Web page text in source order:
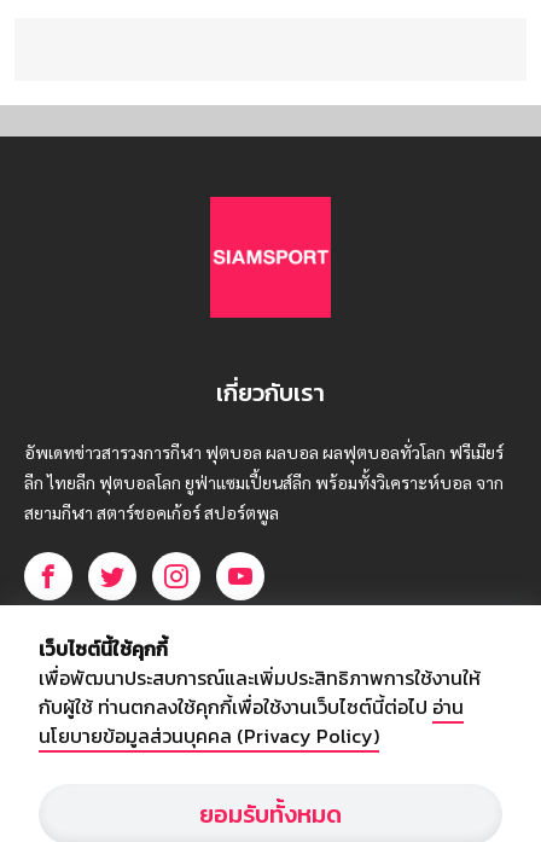
เกี่ยวกับเรา
อัพเดทข่าวสารวงการกีฬา ฟุตบอล ผลบอล ผลฟุตบอลทั่วโลก ฟรีเมียร์
ลีก ไทยลีก ฟุตบอลโลก ยูฟ่าแซมเปี้ยนส์ลีก พร้อมทั้งวิเคราะห์บอล จาก
สยามกีฬา สตาร์ชอคเก้อร์ สปอร์ตพูล
บริษัท สยามสปอร์ต ซินติเคท จำกัด (มหาชน)
เลขที่ 66/26 - 29 ซอยรามอินทรา 40
ถนนรามอินทรา แขวงนวลจันทร์
เขตบึงกุ่ม กรุงเทพฯ 10230
webmaster@siamsport.co.th
เว็บไซต์นี้ใช้คุกกี้
เพื่อพัฒนาประสบการณ์และเพิ่มประสิทธิภาพการใช้งานให้
กับผู้ใช้ ท่านตกลงใช้คุกกี้เพื่อใช้งานเว็บไซต์นี้ต่อไป อ่าน
นโยบายข้อมูลส่วนบุคคล (Privacy Policy)
ยอมรับทั้งหมด